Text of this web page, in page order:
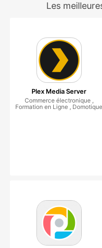
Les
Plex Media Server
Commerce électronique ,
Formation en Ligne , Domotique